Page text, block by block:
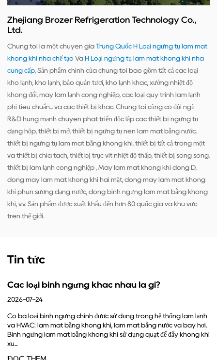
Zhejiang Brozer Refrigeration Technology Co.,
Ltd.
Chúng tôi là một chuyên gia Trung Quốc H Loại ngưng tụ làm mát
không khí nhà chế tạo Và H Loại ngưng tụ làm mát không khí nhà
cung cấp, Sản phẩm chính của chúng tôi bao gồm tất cả các loại
kho lạnh, kho lạnh, bảo quản tươi, kho lạnh khác, xưởng nhiệt độ
không đổi, máy làm lạnh công nghiệp, các loại quy trình làm lạnh
phi tiêu chuẩn... và các thiết bị khác. Chúng tôi cũng có đội ngũ
R&D hùng mạnh chuyên phát triển độc lập các thiết bị ngưng tụ
dạng hộp, thiết bị mở, thiết bị ngưng tụ nén làm mát bằng nước,
thiết bị ngưng tụ làm mát bằng không khí, thiết bị tất cả trong một
và thiết bị chia tách, thiết bị trục vít nhiệt độ thấp, thiết bị song song,
thiết bị làm lạnh công nghiệp , Máy làm mát không khí dòng D,
dòng máy làm mát không khí hai mặt, dòng máy làm mát không
khí phun sương dạng nước, dòng bình ngưng làm mát bằng không
khí, v.v. Sản phẩm được xuất khẩu đến hơn 80 quốc gia và khu vực
trên thế giới.
Tin tức
khác nhau là gì?
được sử dụng trong hệ thống làm lạnh
không khí, làm mát bằng nước và bay hơi.
không khí sử dụng quạt để đẩy không khí
Chức năng của
2026-07-17
Công việc cốt lõi của
suất cao, nóng từ máy